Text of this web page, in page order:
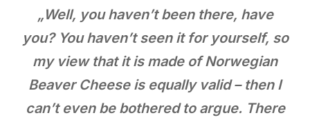
„Well, you haven’t been there, have
you? You haven’t seen it for yourself, so
my view that it is made of Norwegian
Beaver Cheese is equally valid – then I
can’t even be bothered to argue. There